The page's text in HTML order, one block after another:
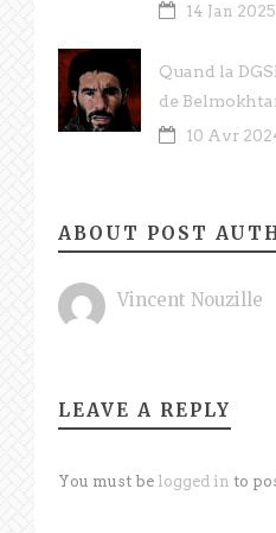
14 Jan 2025
Quand la
de
10 Avr
ABOUT POST
Vincent Nouzille
LEAVE A REPLY
You must be logged in to